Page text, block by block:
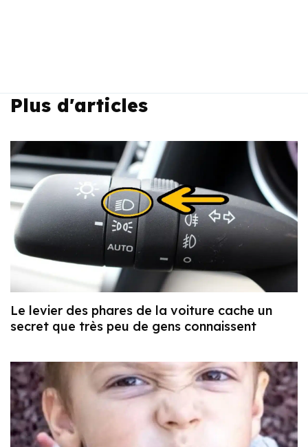
Plus d'articles
Le levier des phares de la voiture cache un
secret que très peu de gens connaissent